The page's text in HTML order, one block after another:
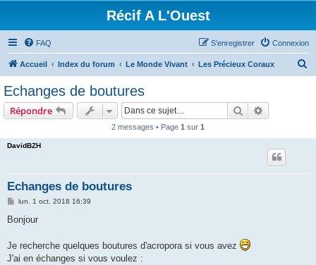
Récif A L'Ouest
FAQ Connexion
S’enregistrer
Accueil Index du forum Le Monde Vivant Les Précieux Coraux
Echanges de boutures
Répondre Rechercher
2 messages • Page 1 sur 1
DavidBZH
Echanges de boutures
M
s
g
e
lun. 1 oct. 2018 16:39
Bonjour
Je recherche quelques boutures d'acropora si vous avez
J'ai en échanges si vous voulez :